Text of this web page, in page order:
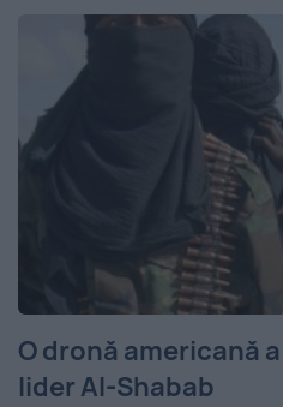
O dronă americană
lider Al-Shabab